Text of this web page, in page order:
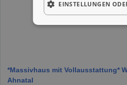
*Massivhaus mit Vollausstattung*
Ahnatal
EINSTELLUNGEN